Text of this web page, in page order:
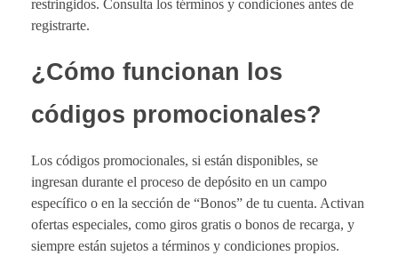
restringidos. Consulta los términos y condiciones antes de
registrarte.
¿Cómo funcionan los
códigos promocionales?
Los códigos promocionales, si están disponibles, se
ingresan durante el proceso de depósito en un campo
específico o en la sección de “Bonos” de tu cuenta. Activan
ofertas especiales, como giros gratis o bonos de recarga, y
siempre están sujetos a términos y condiciones propios.